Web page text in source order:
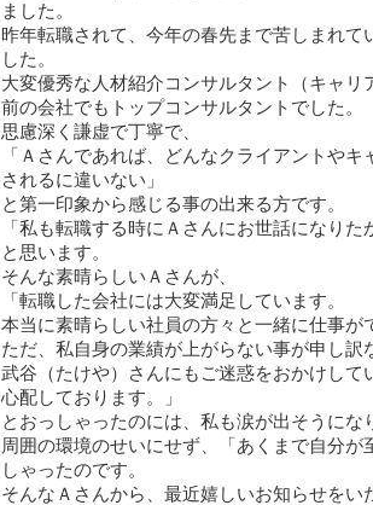
ました。
昨年転職されて、今年の春先まで苦しまれて
した。
大変優秀な人材紹介コンサルタント（キャリ
前の会社でもトップコンサルタントでした。
思慮深く謙虚で丁寧で、
「Ａさんであれば、どんなクライアントや
されるに違いない」
と第一印象から感じる事の出来る方です。
「私も転職する時にＡさんにお世話になりた
と思います。
そんな素晴らしいＡさんが、
「転職した会社には大変満足しています。
本当に素晴らしい社員の方々と一緒に仕事が
ただ、私自身の業績が上がらない事が申し訳
武谷（たけや）さんにもご迷惑をおかけして
心配しております。」
とおっしゃったのには、私も涙が出そうにな
周囲の環境のせいにせず、「あくまで自分
しゃったのです。
そんなＡさんから、最近嬉しいお知らせをい